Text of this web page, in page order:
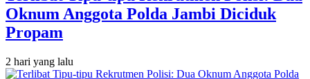
Oknum Anggota Polda Jambi Diciduk
Propam
2 hari yang lalu